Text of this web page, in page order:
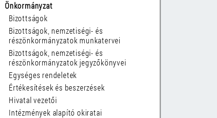
Önkormányzat
Bizottságok
Bizottságok, nemzetiségi- és
részönkormányzatok munkatervei
Bizottságok, nemzetiségi- és
részönkormányzatok jegyzőkönyvei
Egységes rendeletek
Értékesítések és beszerzések
Hivatal vezetői
Intézmények alapító okiratai